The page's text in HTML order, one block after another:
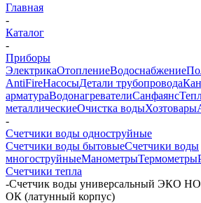
Главная
-
Каталог
-
Приборы
ЭлектрикаОтоплениеВодоснабжение
AntiFireНасосыДетали трубопровода
арматураВодонагревателиСанфаянс
металлическиеОчистка водыХозтовары
-
Счетчики воды одноструйные
Счетчики воды бытовыеСчетчики воды
многоструйныеМанометрыТермометры
Счетчики тепла
-Счетчик воды универсальный ЭКО
ОК (латунный корпус)